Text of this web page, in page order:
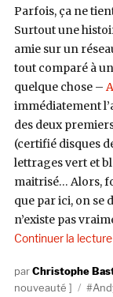
Parfois, ça ne
Surtout une
amie sur un
tout comparé à
quelque chose –
immédiatement
des deux
(certifié disques
lettrages vert et
maitrisé… Alors,
que par ici, on se
n’existe pas
Continuer la lecture
AuteurChristophe
nouveauté